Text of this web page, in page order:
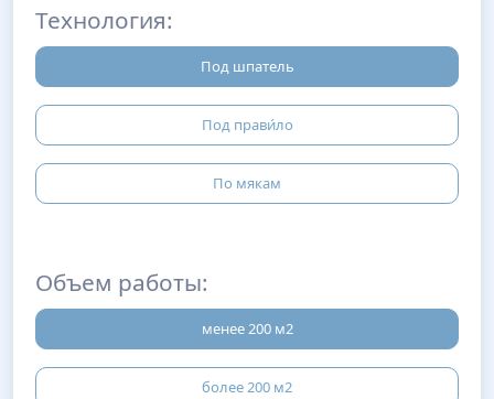
Технология:
Под шпатель
Под прави́ло
По мякам
Объем работы:
менее 200 м2
более 200 м2